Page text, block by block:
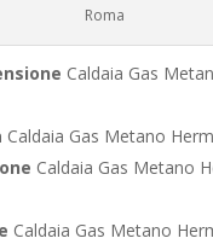
Roma
Caldaia Gas
Caldaia Gas Metano
Caldaia Gas Metano
Caldaia Gas Metano